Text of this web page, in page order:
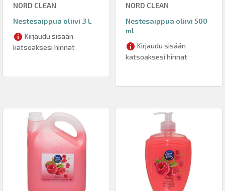
NORD CLEAN
Nestesaippua oliivi 3 L
Kirjaudu sisään
katsoaksesi hinnat
NORD CLEAN
Nestesaippua oliivi 500
ml
Kirjaudu sisään
katsoaksesi hinnat